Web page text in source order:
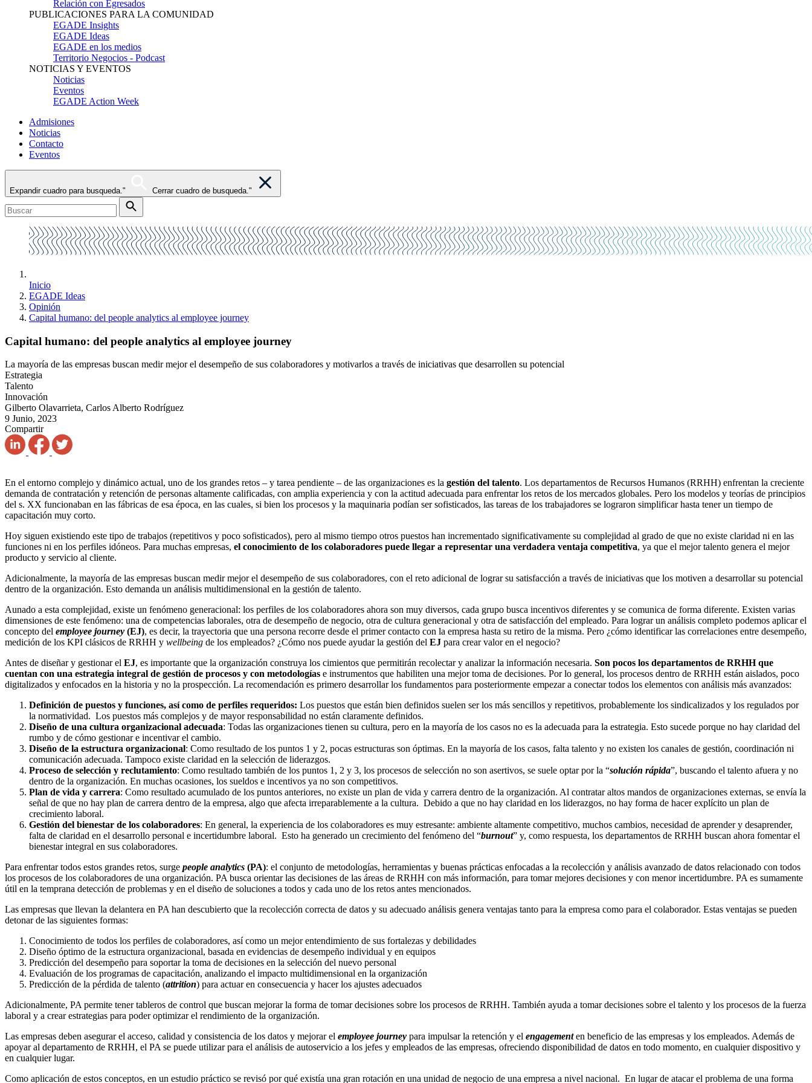
Relación con Egresados
PUBLICACIONES PARA LA COMUNIDAD
EGADE Insights
EGADE Ideas
EGADE en los medios
Territorio Negocios - Podcast
NOTICIAS Y EVENTOS
Noticias
Eventos
EGADE Action Week
Admisiones
Noticias
Contacto
Eventos
Expandir cuadro para busqueda." Cerrar cuadro de busqueda."
Inicio
EGADE Ideas
Opinión
Capital humano: del people analytics al employee journey
Capital humano: del people analytics al employee journey
La mayoría de las empresas buscan medir mejor el desempeño de sus colaboradores y motivarlos a través de iniciativas que desarrollen su potencial
Estrategia
Talento
Innovación
Gilberto Olavarrieta, Carlos Alberto Rodríguez
9 Junio, 2023
Compartir
En el entorno complejo y dinámico actual, uno de los grandes retos – y tarea pendiente – de las organizaciones es la gestión del talento. Los departamentos de Recursos Humanos (RRHH) enfrentan la creciente
demanda de contratación y retención de personas altamente calificadas, con amplia experiencia y con la actitud adecuada para enfrentar los retos de los mercados globales. Pero los modelos y teorías de principios
del s. XX funcionaban en las fábricas de esa época, en las cuales, si bien los procesos y la maquinaria podían ser sofisticados, las tareas de los trabajadores se lograron simplificar hasta tener un tiempo de
capacitación muy corto.
Hoy siguen existiendo este tipo de trabajos (repetitivos y poco sofisticados), pero al mismo tiempo otros puestos han incrementado significativamente su complejidad al grado de que no existe claridad ni en las
funciones ni en los perfiles idóneos. Para muchas empresas, el conocimiento de los colaboradores puede llegar a representar una verdadera ventaja competitiva, ya que el mejor talento genera el mejor
producto y servicio al cliente.
Adicionalmente, la mayoría de las empresas buscan medir mejor el desempeño de sus colaboradores, con el reto adicional de lograr su satisfacción a través de iniciativas que los motiven a desarrollar su potencial
dentro de la organización. Esto demanda un análisis multidimensional en la gestión de talento.
Aunado a esta complejidad, existe un fenómeno generacional: los perfiles de los colaboradores ahora son muy diversos, cada grupo busca incentivos diferentes y se comunica de forma diferente. Existen varias
dimensiones de este fenómeno: una de competencias laborales, otra de desempeño de negocio, otra de cultura generacional y otra de satisfacción del empleado. Para lograr un análisis completo podemos aplicar el
concepto del employee journey (EJ), es decir, la trayectoria que una persona recorre desde el primer contacto con la empresa hasta su retiro de la misma. Pero ¿cómo identificar las correlaciones entre desempeño,
medición de los KPI clásicos de RRHH y wellbeing de los empleados? ¿Cómo nos puede ayudar la gestión del EJ para crear valor en el negocio?
Antes de diseñar y gestionar el EJ, es importante que la organización construya los cimientos que permitirán recolectar y analizar la información necesaria. Son pocos los departamentos de RRHH que
cuentan con una estrategia integral de gestión de procesos y con metodologías e instrumentos que habiliten una mejor toma de decisiones. Por lo general, los procesos dentro de RRHH están aislados, poco
digitalizados y enfocados en la historia y no la prospección. La recomendación es primero desarrollar los fundamentos para posteriormente empezar a conectar todos los elementos con análisis más avanzados:
Definición de puestos y funciones, así como de perfiles requeridos: Los puestos que están bien definidos suelen ser los más sencillos y repetitivos, probablemente los sindicalizados y los regulados por
la normatividad. Los puestos más complejos y de mayor responsabilidad no están claramente definidos.
Diseño de una cultura organizacional adecuada: Todas las organizaciones tienen su cultura, pero en la mayoría de los casos no es la adecuada para la estrategia. Esto sucede porque no hay claridad del
rumbo y de cómo gestionar e incentivar el cambio.
Diseño de la estructura organizacional: Como resultado de los puntos 1 y 2, pocas estructuras son óptimas. En la mayoría de los casos, falta talento y no existen los canales de gestión, coordinación ni
comunicación adecuada. Tampoco existe claridad en la selección de liderazgos.
Proceso de selección y reclutamiento: Como resultado también de los puntos 1, 2 y 3, los procesos de selección no son asertivos, se suele optar por la “solución rápida”, buscando el talento afuera y no
dentro de la organización. En muchas ocasiones, los sueldos e incentivos ya no son competitivos.
Plan de vida y carrera: Como resultado acumulado de los puntos anteriores, no existe un plan de vida y carrera dentro de la organización. Al contratar altos mandos de organizaciones externas, se envía la
señal de que no hay plan de carrera dentro de la empresa, algo que afecta irreparablemente a la cultura. Debido a que no hay claridad en los liderazgos, no hay forma de hacer explícito un plan de
crecimiento laboral.
Gestión del bienestar de los colaboradores: En general, la experiencia de los colaboradores es muy estresante: ambiente altamente competitivo, muchos cambios, necesidad de aprender y desaprender,
falta de claridad en el desarrollo personal e incertidumbre laboral. Esto ha generado un crecimiento del fenómeno del “burnout” y, como respuesta, los departamentos de RRHH buscan ahora fomentar el
bienestar integral en sus colaboradores.
Para enfrentar todos estos grandes retos, surge people analytics (PA): el conjunto de metodologías, herramientas y buenas prácticas enfocadas a la recolección y análisis avanzado de datos relacionado con todos
los procesos de los colaboradores de una organización. PA busca orientar las decisiones de las áreas de RRHH con más información, para tomar mejores decisiones y con menor incertidumbre. PA es sumamente
útil en la temprana detección de problemas y en el diseño de soluciones a todos y cada uno de los retos antes mencionados.
Las empresas que llevan la delantera en PA han descubierto que la recolección correcta de datos y su adecuado análisis genera ventajas tanto para la empresa como para el colaborador. Estas ventajas se pueden
detonar de las siguientes formas:
Conocimiento de todos los perfiles de colaboradores, así como un mejor entendimiento de sus fortalezas y debilidades
Diseño óptimo de la estructura organizacional, basada en evidencias de desempeño individual y en equipos
Predicción del desempeño para soportar la toma de decisiones en la selección del nuevo personal
Evaluación de los programas de capacitación, analizando el impacto multidimensional en la organización
Predicción de la pérdida de talento (attrition) para actuar en consecuencia y hacer los ajustes adecuados
Adicionalmente, PA permite tener tableros de control que buscan mejorar la forma de tomar decisiones sobre los procesos de RRHH. También ayuda a tomar decisiones sobre el talento y los procesos de la fuerza
laboral y a crear estrategias para poder optimizar el rendimiento de la organización.
Las empresas deben asegurar el acceso, calidad y consistencia de los datos y mejorar el employee journey para impulsar la retención y el engagementen beneficio de las empresas y los empleados. Además de
apoyar al departamento de RRHH, el PA se puede utilizar para el análisis de autoservicio a los jefes y empleados de las empresas, ofreciendo disponibilidad de datos en todo momento, en cualquier dispositivo y
en cualquier lugar.
Como aplicación de estos conceptos, en un estudio práctico se revisó por qué existía una gran rotación en una unidad de negocio de una empresa a nivel nacional. En lugar de atacar el problema de una forma